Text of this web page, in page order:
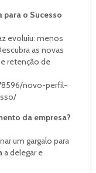
para o Sucesso
evoluiu: menos
as novas
retenção de
novo-perfil-
da empresa?
um gargalo para
a delegar e